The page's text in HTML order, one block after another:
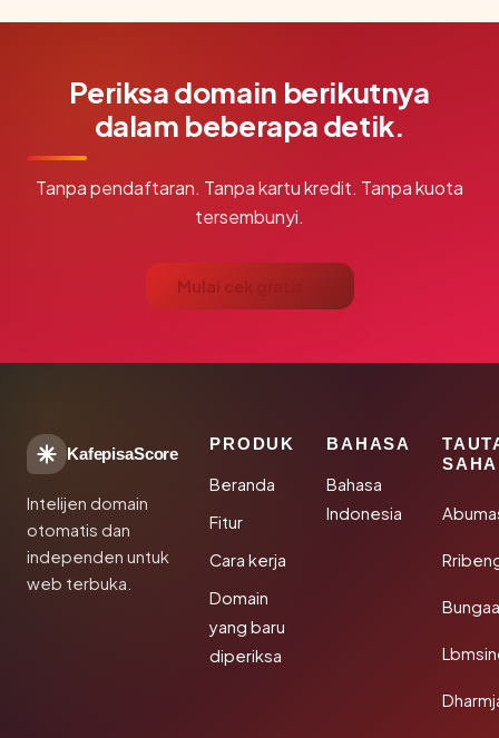
Periksa domain berikutnya
dalam beberapa detik.
Tanpa pendaftaran. Tanpa kartu kredit. Tanpa kuota
tersembunyi.
Mulai cek gratis →
KafepisaScore
Intelijen domain
otomatis dan
independen untuk
web terbuka.
PRODUK
Beranda
Fitur
Cara kerja
Domain
yang baru
diperiksa
BAHASA
Bahasa
Indonesia